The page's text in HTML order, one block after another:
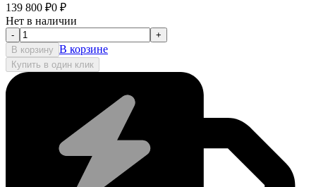
139 800 ₽0 ₽
Нет в наличии
-
+
В корзину В корзине
Купить в один клик